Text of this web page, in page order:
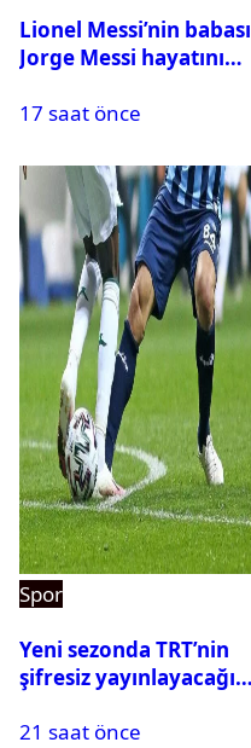
Lionel Messi’nin babası
Jorge Messi hayatını
17 saat önce
Spor
Yeni sezonda TRT’nin
şifresiz yayınlayacağı
21 saat önce